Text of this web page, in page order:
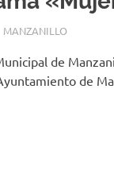
MANZANILLO
de
de